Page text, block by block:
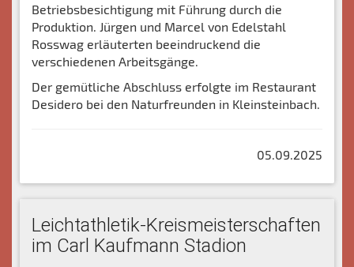
Betriebsbesichtigung mit Führung durch die
Produktion. Jürgen und Marcel von Edelstahl
Rosswag erläuterten beeindruckend die
verschiedenen Arbeitsgänge.
Der gemütliche Abschluss erfolgte im Restaurant
Desidero bei den Naturfreunden in Kleinsteinbach.
05.09.2025
Leichtathletik-Kreismeisterschaften
im Carl Kaufmann Stadion